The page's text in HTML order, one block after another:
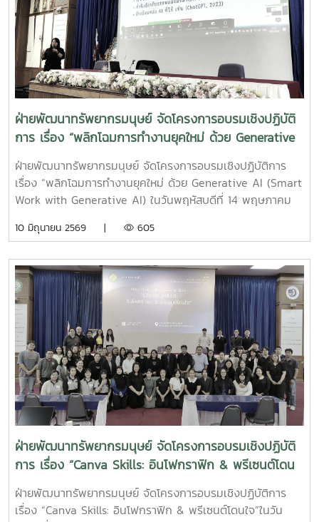
ฝ่ายพัฒนาทรัพยากรมนุษย์ จัดโครงการอบรมเชิงปฏิบัติ
การ เรื่อง “พลิกโฉมการทำงานยุคใหม่ ด้วย Generative
AI (Smart Work with Generative AI)
ฝ่ายพัฒนาทรัพยากรมนุษย์ จัดโครงการอบรมเชิงปฏิบัติการ
เรื่อง “พลิกโฉมการทำงานยุคใหม่ ด้วย Generative AI (Smart
Work with Generative AI) ในวันพฤหัสบดีที่ 14 พฤษภาคม
อาคารเฉลิมพระเกียรติสมเด็จพระเทพรัตนราชสุดา และผ่านระบบ
เฉลิมพระเกียรติ และมหาวิทยาลัยแม่โจ้ขชุมพรโดยมีวัตถุประสงค์
เพื่อให้บุคลากรที่เข้าร่วมโครงการมีความรู้ ทักษะการใช้งาน
โปรแกรม Canva และการใช้งานเครื่องมือ Generative AI เพื่อ
แก้ปัญหาและเพิ่มประสิทธิภาพในงานประจำ และสามารถนำไป
ประยุกต์ใช้ในการทำงานได้ โดยมีกลุ่มเป้าหมายประกอบด้วย
บุคลากรประเภทสนับสนุนและบุคลากรผู้ที่สนใจ โดยมีกลุ่มเป้า
หมายประกอบด้วย บุคลากรประเภทสนับสนุนและบุคลากรผู้ที่
สนใจโครงการนี้ได้รับเกียรติจาก รองศาสตราจารย์
ดร.เกรียงศักดิ์ ศรีเงินยวง รองอธิการบดี เป็นประธานกล่าวเปิด
โครงการ คุณโสภา สุทธิยุทธ์ หัวหน้าฝ่ายพัฒนาทรัพยากรมนุษย์
เป็นผู้กล่าวรายงาน โดยมี อาจารย์ ดร. เจนจิรา อาษากิจ ผู้ช่วย
คณบดีคณะศึกษาศาสตร์ มหาวิทยาลัยเชียงใหม่ เป็นวิทยากรใน
ครั้งนี้ มีผู้สนใจเข้าร่วมโครงการฯ 110 คนฝ่ายพัฒนาทรัพยากร
มนุษย์ สำนักงานมหาวิทยาลัยโทร. 3144-
6website:hrd.mju.ac.th#MJU#HRDMJU#ฝ่ายพัฒนา
10 มิถุนายน 2569 | 605
ฝ่ายพัฒนาทรัพยากรมนุษย์ จัดโครงการอบรมเชิงปฏิบัติ
การ เรื่อง “Canva Skills: อินโฟกราฟิก & พรีเซนต์โดน
ใจ”
ฝ่ายพัฒนาทรัพยากรมนุษย์ จัดโครงการอบรมเชิงปฏิบัติการ
เรื่อง “Canva Skills: อินโฟกราฟิก & พรีเซนต์โดนใจ”ในวัน